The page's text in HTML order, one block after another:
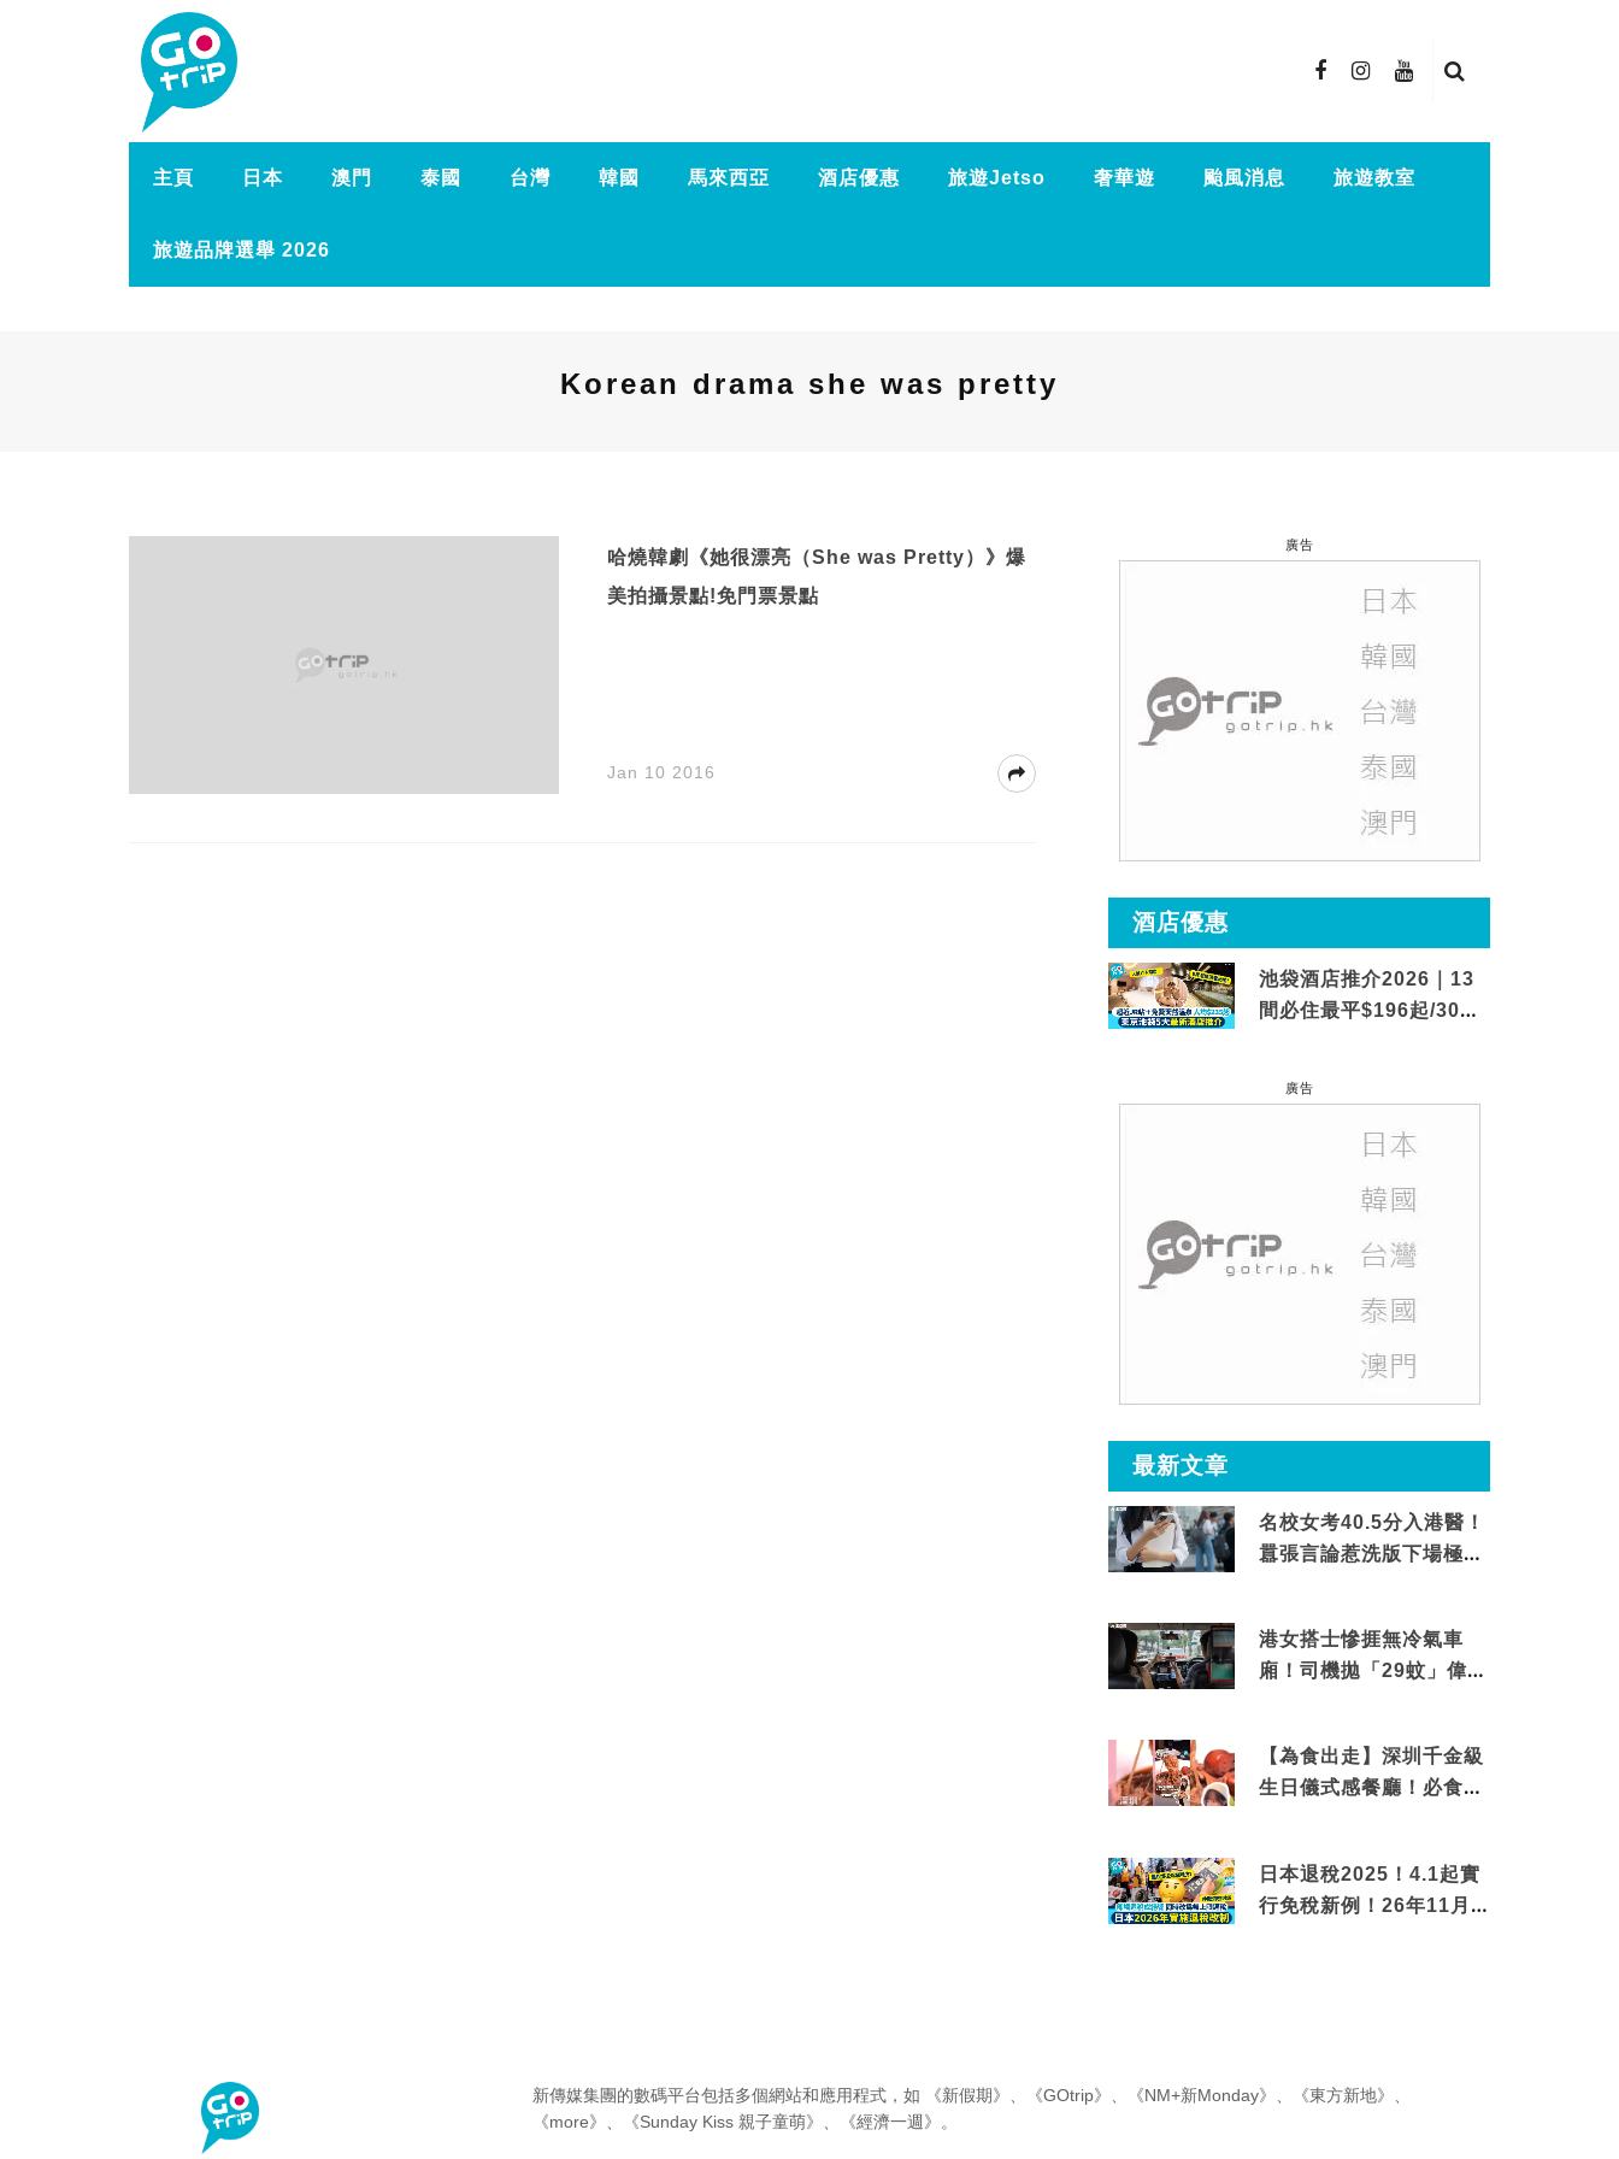
主頁 日本 澳門 泰國 台灣 韓國 馬來西亞 酒店優惠 旅遊Jetso 奢華遊 颱風消息 旅遊教室
旅遊品牌選舉 2026
Korean drama she was pretty
哈燒韓劇《她很漂亮（She was Pretty）》爆
美拍攝景點!免門票景點
Jan 10 2016
廣告
酒店優惠
池袋酒店推介2026｜13
間必住最平$196起/30秒
廣告
最新文章
名校女考40.5分入港醫！
囂張言論惹洗版下場極震
港女搭士慘捱無冷氣車
廂！司機拋「29蚊」偉論
【為食出走】深圳千金級
生日儀式感餐廳！必食失
日本退稅2025！4.1起實
行免稅新例！26年11月
新傳媒集團的數碼平台包括多個網站和應用程式，如 《新假期》 《GOtrip》 《NM+新Monday》 《東方新地》
《more》
《Sunday Kiss 親子童萌》 《經濟一週》 。